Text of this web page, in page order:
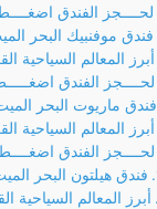
ك
ت
ر
ا
لحــــجز الفندق
فندق موفنبيك البحر الميت (٥
أبرز المعالم السياحية
لحــــجز الفندق
فندق ماريوت البحر الميت (٥
أبرز المعالم السياحية
لحــــجز الفندق
فندق هيلتون البحر الميت (٥
أبرز المعالم السياحية